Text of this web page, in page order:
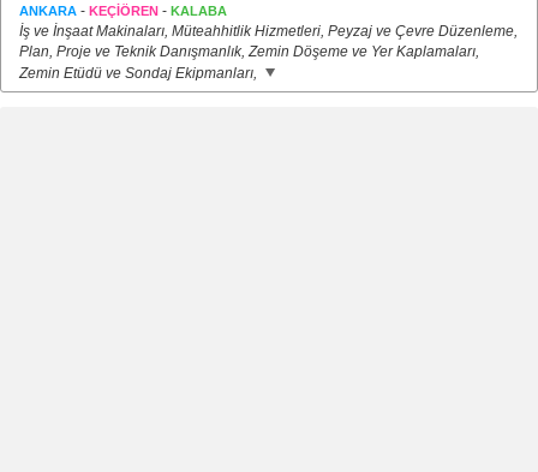
ANKARA - KEÇİÖREN - KALABA
İş ve İnşaat Makinaları, Müteahhitlik Hizmetleri, Peyzaj ve Çevre Düzenleme,
Plan, Proje ve Teknik Danışmanlık, Zemin Döşeme ve Yer Kaplamaları,
Zemin Etüdü ve Sondaj Ekipmanları,